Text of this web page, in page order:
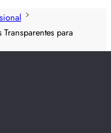
Transparentes para